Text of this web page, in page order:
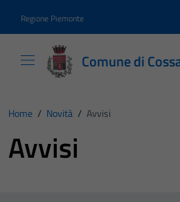
Regione Piemonte
Comune di
Home / Novità / Avvisi
Avvisi